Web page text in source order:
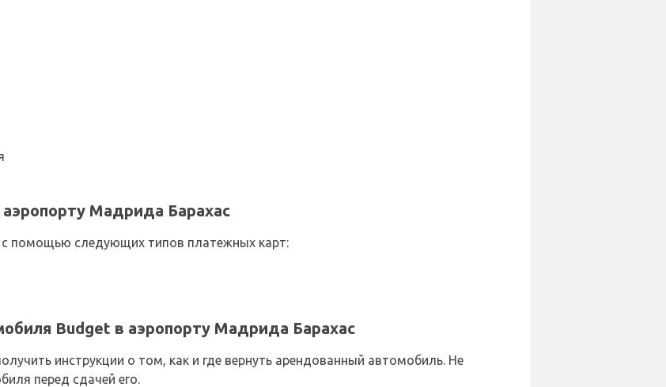
Мадрида Барахас
помощью следующих типов платежных карт:
Budget в аэропорту Мадрида Барахас
инструкции о том, как и где вернуть арендованный автомобиль. Не
перед сдачей его.